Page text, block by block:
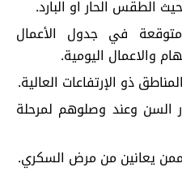
الطقس الحار او البارد.
في جدول الأعمال
والاعمال اليومية.
ذو الإرتفاعات العالية.
وعند وصلوهم لمرحلة
ممن يعانين من مرض السكري.